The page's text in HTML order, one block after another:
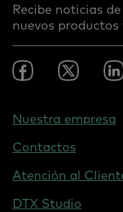
Recibe noticias
nuevos productos
Footer
Social
Spain
FacebookTwitter
Footer
Spain
Nuestra empresa
Contactos
Atención al
DTX Studio